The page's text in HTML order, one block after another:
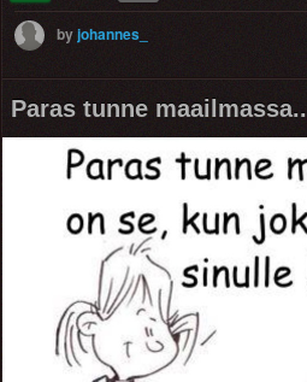
byjohannes_
Paras tunne maailmassa..